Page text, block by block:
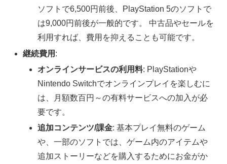
ソフトで6,500円前後、PlayStation 5のソフトで
は9,000円前後が一般的です。 中古品やセールを
利用すれば、費用を抑えることも可能です。
継続費用 :
オンラインサービスの利用料: PlayStationや
Nintendo Switchでオンラインプレイを楽しむに
は、月額数百円～の有料サービスへの加入が必
要です。
追加コンテンツ/課金: 基本プレイ無料のゲーム
や、一部のソフトでは、ゲーム内のアイテムや
追加ストーリーなどを購入するためにお金がか